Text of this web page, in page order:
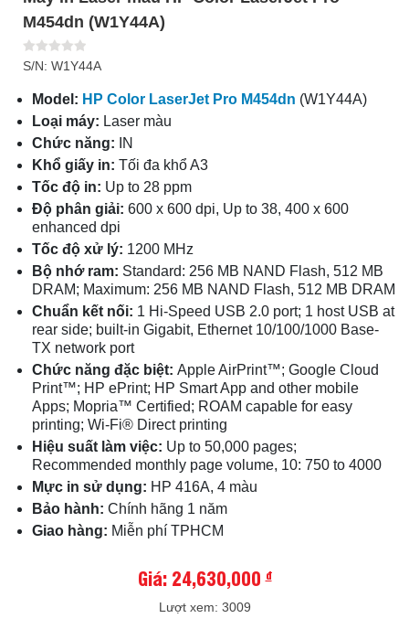
M454dn (W1Y44A)
S/N: W1Y44A
Model: HP Color LaserJet Pro M454dn (W1Y44A)
Loại máy: Laser màu
Chức năng: IN
Khổ giấy in: Tối đa khổ A3
Tốc độ in: Up to 28 ppm
Độ phân giải: 600 x 600 dpi, Up to 38, 400 x 600
enhanced dpi
Tốc độ xử lý: 1200 MHz
Bộ nhớ ram: Standard: 256 MB NAND Flash, 512 MB
DRAM; Maximum: 256 MB NAND Flash, 512 MB DRAM
Chuẩn kết nối: 1 Hi-Speed USB 2.0 port; 1 host USB at
rear side; built-in Gigabit, Ethernet 10/100/1000 Base-
TX network port
Chức năng đặc biệt: Apple AirPrint™; Google Cloud
Print™; HP ePrint; HP Smart App and other mobile
Apps; Mopria™ Certified; ROAM capable for easy
printing; Wi-Fi® Direct printing
Hiệu suất làm việc: Up to 50,000 pages;
Recommended monthly page volume, 10: 750 to 4000
Mực in sử dụng: HP 416A, 4 màu
Bảo hành: Chính hãng 1 năm
Giao hàng: Miễn phí TPHCM
Giá: 24,630,000đ
Lượt xem: 3009